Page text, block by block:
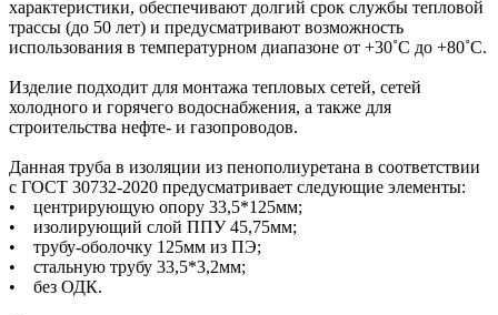
характеристики, обеспечивают долгий срок службы тепловой
трассы (до 50 лет) и предусматривают возможность
использования в температурном диапазоне от +30˚C до +80˚C.
Изделие подходит для монтажа тепловых сетей, сетей
холодного и горячего водоснабжения, а также для
строительства нефте- и газопроводов.
Данная труба в изоляции из пенополиуретана в соответствии
с ГОСТ 30732-2020 предусматривает следующие элементы:
• центрирующую опору 33,5*125мм;
• изолирующий слой ППУ 45,75мм;
• трубу-оболочку 125мм из ПЭ;
• стальную трубу 33,5*3,2мм;
• без ОДК.